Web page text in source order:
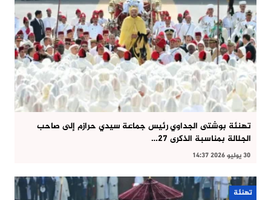
تهنئة بوشتى الجداوي رئيس جماعة سيدي حرازم إلى صاحب
الجلالة بمناسبة الذكرى 27…
30 يوليو 2026 14:37
تهنئة